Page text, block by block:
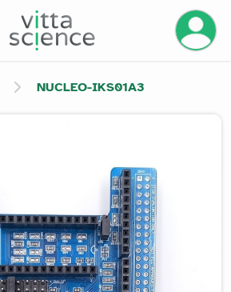
Gérez
NUCLEO-IKS01A3